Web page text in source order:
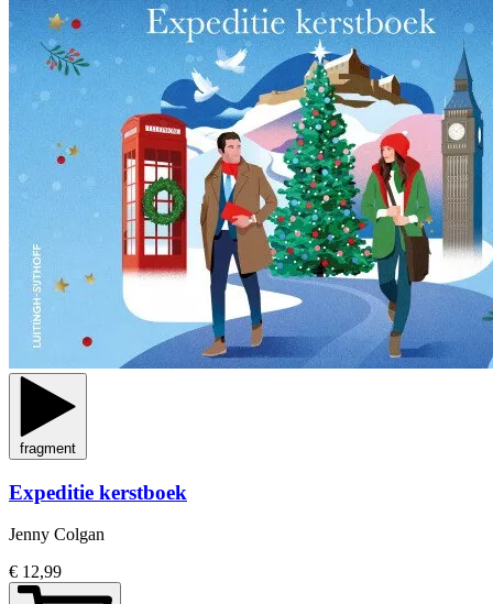
fragment
Expeditie kerstboek
Jenny Colgan
€ 12,99